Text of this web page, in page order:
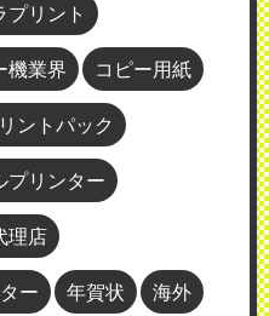
プリント
機業界 コピー用紙
ントパック
プリンター
理店
ー 年賀状 海外